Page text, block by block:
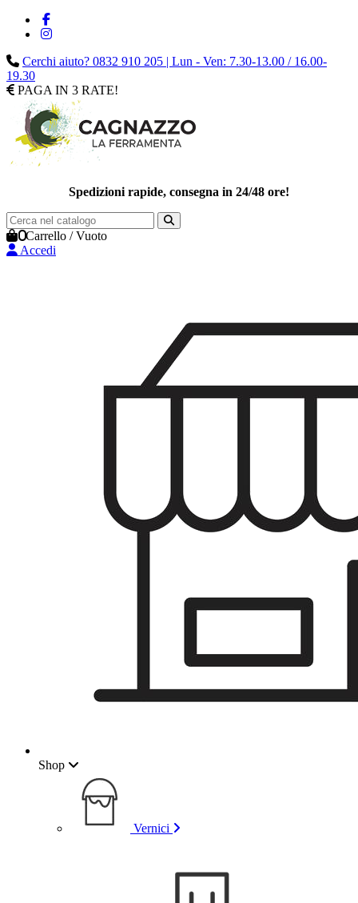
Cerchi aiuto? 0832 910 205 | Lun - Ven: 7.30-13.00 / 16.00-
19.30
PAGA IN 3 RATE!
Spedizioni rapide, consegna in 24/48 ore!
0Carrello /Vuoto
Accedi
Shop
Vernici